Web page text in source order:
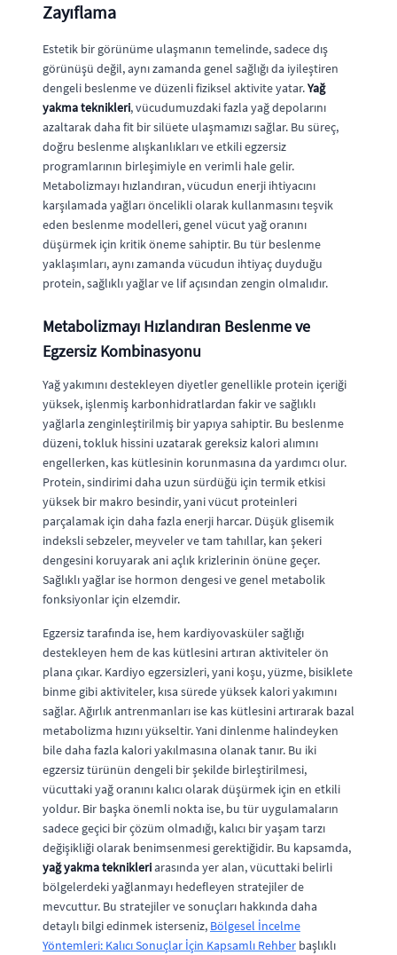
Zayıflama
Estetik bir görünüme ulaşmanın temelinde, sadece dış
görünüşü değil, aynı zamanda genel sağlığı da iyileştiren
dengeli beslenme ve düzenli fiziksel aktivite yatar.Yağ
yakma teknikleri, vücudumuzdaki fazla yağ depolarını
azaltarak daha fit bir silüete ulaşmamızı sağlar. Bu süreç,
doğru beslenme alışkanlıkları ve etkili egzersiz
programlarının birleşimiyle en verimli hale gelir.
Metabolizmayı hızlandıran, vücudun enerji ihtiyacını
karşılamada yağları öncelikli olarak kullanmasını teşvik
eden beslenme modelleri, genel vücut yağ oranını
düşürmek için kritik öneme sahiptir. Bu tür beslenme
yaklaşımları, aynı zamanda vücudun ihtiyaç duyduğu
protein, sağlıklı yağlar ve lif açısından zengin olmalıdır.
Metabolizmayı Hızlandıran Beslenme ve
Egzersiz Kombinasyonu
Yağ yakımını destekleyen diyetler genellikle protein içeriği
yüksek, işlenmiş karbonhidratlardan fakir ve sağlıklı
yağlarla zenginleştirilmiş bir yapıya sahiptir. Bu beslenme
düzeni, tokluk hissini uzatarak gereksiz kalori alımını
engellerken, kas kütlesinin korunmasına da yardımcı olur.
Protein, sindirimi daha uzun sürdüğü için termik etkisi
yüksek bir makro besindir, yani vücut proteinleri
parçalamak için daha fazla enerji harcar. Düşük glisemik
indeksli sebzeler, meyveler ve tam tahıllar, kan şekeri
dengesini koruyarak ani açlık krizlerinin önüne geçer.
Sağlıklı yağlar ise hormon dengesi ve genel metabolik
fonksiyonlar için elzemdir.
Egzersiz tarafında ise, hem kardiyovasküler sağlığı
destekleyen hem de kas kütlesini artıran aktiviteler ön
plana çıkar. Kardiyo egzersizleri, yani koşu, yüzme, bisiklete
binme gibi aktiviteler, kısa sürede yüksek kalori yakımını
sağlar. Ağırlık antrenmanları ise kas kütlesini artırarak bazal
metabolizma hızını yükseltir. Yani dinlenme halindeyken
bile daha fazla kalori yakılmasına olanak tanır. Bu iki
egzersiz türünün dengeli bir şekilde birleştirilmesi,
vücuttaki yağ oranını kalıcı olarak düşürmek için en etkili
yoldur. Bir başka önemli nokta ise, bu tür uygulamaların
sadece geçici bir çözüm olmadığı, kalıcı bir yaşam tarzı
değişikliği olarak benimsenmesi gerektiğidir. Bu kapsamda,
yağ yakma teknikleriarasında yer alan, vücuttaki belirli
bölgelerdeki yağlanmayı hedefleyen stratejiler de
mevcuttur. Bu stratejiler ve sonuçları hakkında daha
detaylı bilgi edinmek isterseniz, Bölgesel İncelme
Yöntemleri: Kalıcı Sonuçlar İçin Kapsamlı Rehber başlıklı